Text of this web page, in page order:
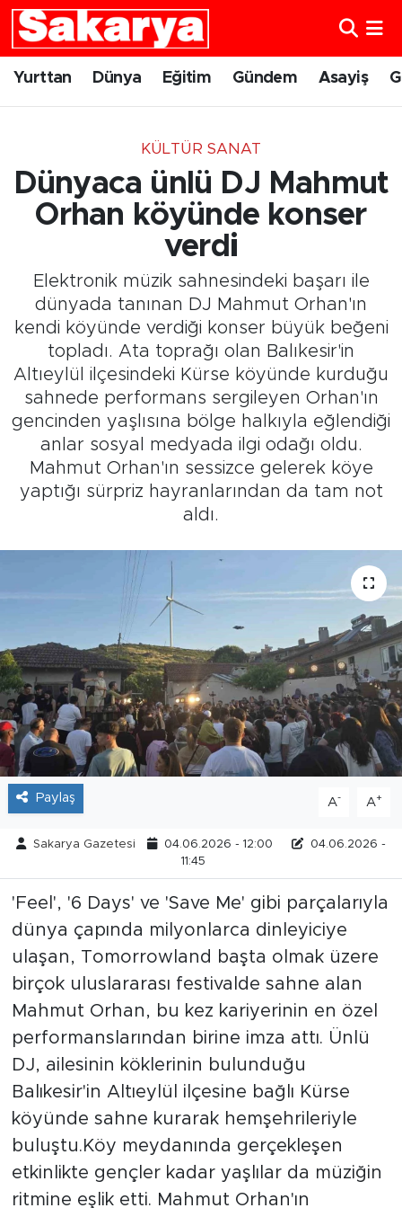
Yurttan Dünya Eğitim Gündem Asayiş
KÜLTÜR SANAT
Dünyaca ünlü DJ Mahmut
Orhan köyünde konser
verdi
Elektronik müzik sahnesindeki başarı ile
dünyada tanınan DJ Mahmut Orhan'ın
kendi köyünde verdiği konser büyük beğeni
topladı. Ata toprağı olan Balıkesir'in
Altıeylül ilçesindeki Kürse köyünde kurduğu
sahnede performans sergileyen Orhan'ın
gencinden yaşlısına bölge halkıyla eğlendiği
anlar sosyal medyada ilgi odağı oldu.
Mahmut Orhan'ın sessizce gelerek köye
yaptığı sürpriz hayranlarından da tam not
aldı.
Paylaş A- A+
Sakarya Gazetesi 04.06.2026 - 12:00
04.06.2026 -
11:45
'Feel', '6 Days' ve 'Save Me' gibi parçalarıyla
dünya çapında milyonlarca dinleyiciye
ulaşan, Tomorrowland başta olmak üzere
birçok uluslararası festivalde sahne alan
Mahmut Orhan, bu kez kariyerinin en özel
performanslarından birine imza attı. Ünlü
DJ, ailesinin köklerinin bulunduğu
Balıkesir'in Altıeylül ilçesine bağlı Kürse
köyünde sahne kurarak hemşehrileriyle
buluştu.Köy meydanında gerçekleşen
etkinlikte gençler kadar yaşlılar da müziğin
ritmine eşlik etti. Mahmut Orhan'ın
Yurttan
Gündem
Spor
Sağlık
Kültür Sanat
Tarihçe
Resmi İlanlar
Politika
Eskişehir Nöbetçi Eczaneler
Eskişehir Trafik Yoğunluk Haritası
Süper Lig Puan Durumu ve Fikstür
Tüm Manşetler
Son Dakika Haberleri
Haber Arşivi